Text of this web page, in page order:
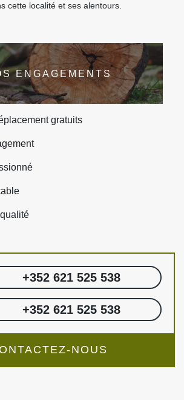
cette localité et ses alentours.
ENGAGEMENTS
gratuits
+352 621 525 538
+352 621 525 538
NOUS